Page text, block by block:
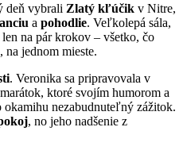
deň vybrali Zlatý kľúčik v Nitre,
a pohodlie. Veľkolepá sála,
na pár krokov – všetko, čo
, na jednom mieste.
. Veronika sa pripravovala v
ktoré svojím humorom a
nezabudnuteľný zážitok.
, no jeho nadšenie z